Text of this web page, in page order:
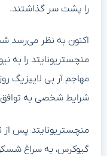
را پشت سر گذاشتند.
اکنون به نظر می‌رسد
منچستریونایتد را به
مهاجم آر بی لایپزیگ
شرایط شخصی به
منچستریونایتد پس از
گیوکرس، به سراغ